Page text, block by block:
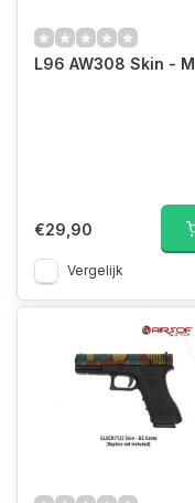
L96 AW308 Skin - M
€29,90
Vergelijk